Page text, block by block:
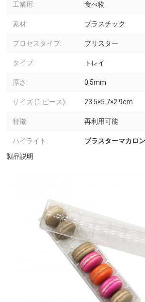
工業用: 食べ物
素材: プラスチック
プロセスタイプ: ブリスター
タイプ: トレイ
厚さ: 0.5mm
サイズ (1 ピース): 23.5×5.7×2.9cm
特徴: 再利用可能
ハイライト: ブラスターマカロ
製品説明